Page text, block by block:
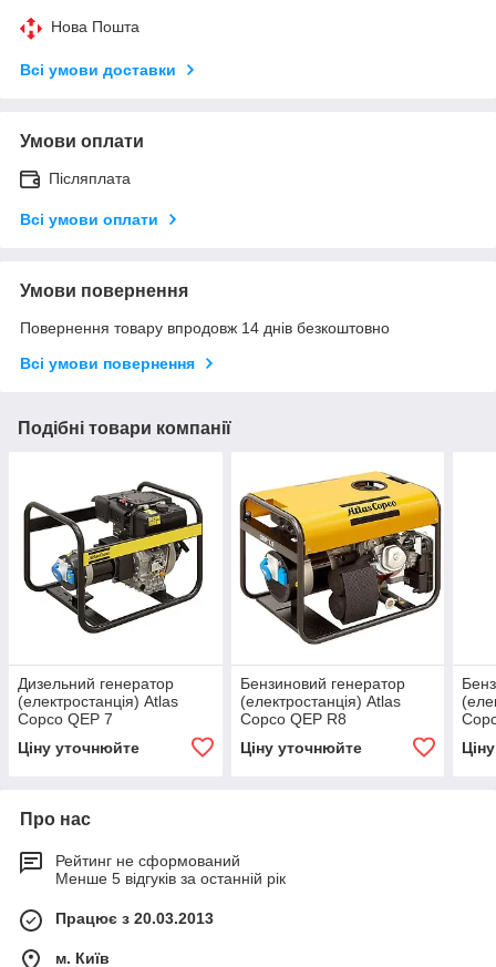
Нова Пошта
Всі умови доставки
Умови оплати
Післяплата
Всі умови оплати
Умови повернення
Повернення товару впродовж 14 днів безкоштовно
Всі умови повернення
Подібні товари компанії
Дизельний генератор
(електростанція) Atlas
Copco QEP 7
Ціну уточнюйте
Бензиновий генератор
(електростанція) Atlas
Copco QEP R8
Ціну уточнюйте
Про нас
Рейтинг не сформований
Менше 5 відгуків за останній рік
Працює з 20.03.2013
м. Київ